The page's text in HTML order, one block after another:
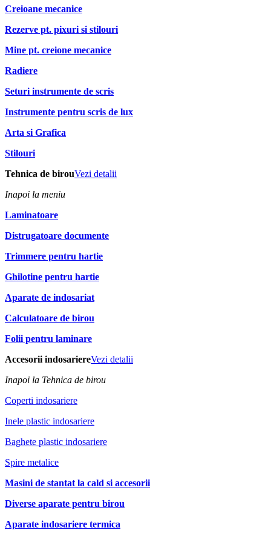
Creioane mecanice
Rezerve pt. pixuri si stilouri
Mine pt. creione mecanice
Radiere
Seturi instrumente de scris
Instrumente pentru scris de lux
Arta si Grafica
Stilouri
Tehnica de birouVezi detalii
Inapoi la meniu
Laminatoare
Distrugatoare documente
Trimmere pentru hartie
Ghilotine pentru hartie
Aparate de indosariat
Calculatoare de birou
Folii pentru laminare
Accesorii indosariereVezi detalii
Inapoi la Tehnica de birou
Coperti indosariere
Inele plastic indosariere
Baghete plastic indosariere
Spire metalice
Masini de stantat la cald si accesorii
Diverse aparate pentru birou
Aparate indosariere termica